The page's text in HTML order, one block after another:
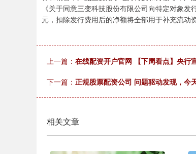
《关于同意三变科技股份有限公司向特定对象
元，扣除发行费用后的净额将全部用于补充流动资
上一篇： 在线配资开户官网 【下周看点】央行
下一篇： 正规股票配资公司 问题驱动发现，今
相关文章